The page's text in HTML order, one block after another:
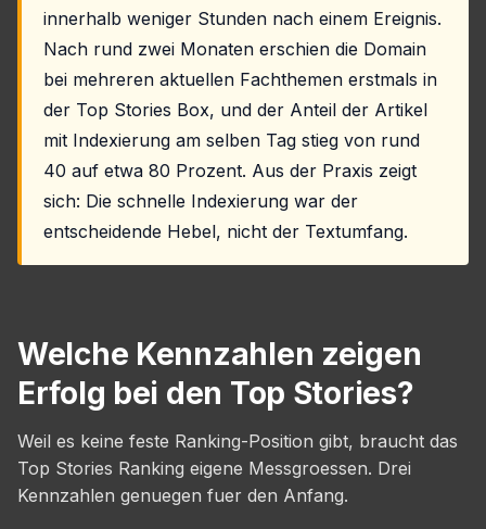
innerhalb weniger Stunden nach einem Ereignis.
Nach rund zwei Monaten erschien die Domain
bei mehreren aktuellen Fachthemen erstmals in
der Top Stories Box, und der Anteil der Artikel
mit Indexierung am selben Tag stieg von rund
40 auf etwa 80 Prozent. Aus der Praxis zeigt
sich: Die schnelle Indexierung war der
entscheidende Hebel, nicht der Textumfang.
Welche Kennzahlen zeigen
Erfolg bei den Top Stories?
Weil es keine feste Ranking-Position gibt, braucht das
Top Stories Ranking eigene Messgroessen. Drei
Kennzahlen genuegen fuer den Anfang.